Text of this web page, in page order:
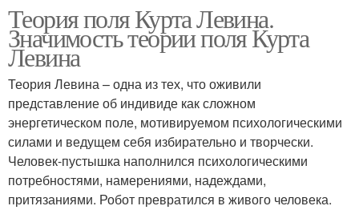
Теория поля Курта Левина.
Значимость теории поля Курта
Левина
Теория Левина – одна из тех, что оживили
представление об индивиде как сложном
энергетическом поле, мотивируемом психологическими
силами и ведущем себя избирательно и творчески.
Человек-пустышка наполнился психологическими
потребностями, намерениями, надеждами,
притязаниями. Робот превратился в живого человека.